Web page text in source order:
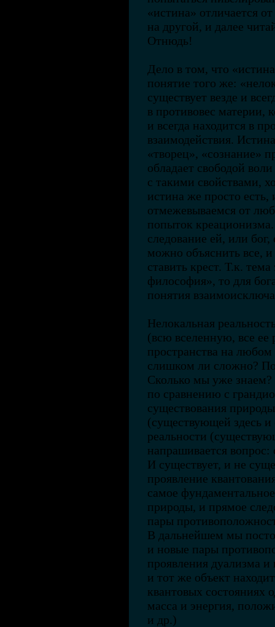
«истина» отличается
на другой, и далее
Отнюдь!
Дело в том, что
понятие того же:
существует везде и
в противовес материи,
и всегда находится в
взаимодействия.
«творец», «сознание»
обладает свободой
с такими свойствами,
истина же просто
отмежевываемся от
попыток
следование ей, или
можно объяснить все,
ставить крест. Т.к.
философия», то для
понятия
Нелокальная
(всю вселенную, все ее
пространства на
слишком ли сложно?
Сколько мы уже
по сравнению с
существования
(существующей здесь и
реальности
напрашивается вопрос:
И существует, и не
проявление
самое
природы, и прямое
пары
В дальнейшем мы
и новые пары
проявления дуализма и
и тот же объект
квантовых состояниях
масса и энергия,
и др.)